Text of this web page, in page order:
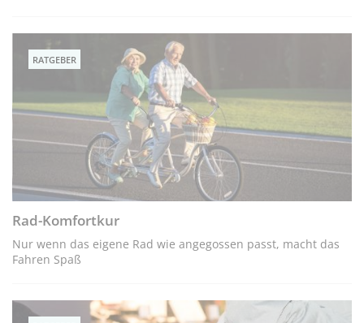
RATGEBER
Rad-Komfortkur
Nur wenn das eigene Rad wie angegossen passt, macht das
Fahren Spaß